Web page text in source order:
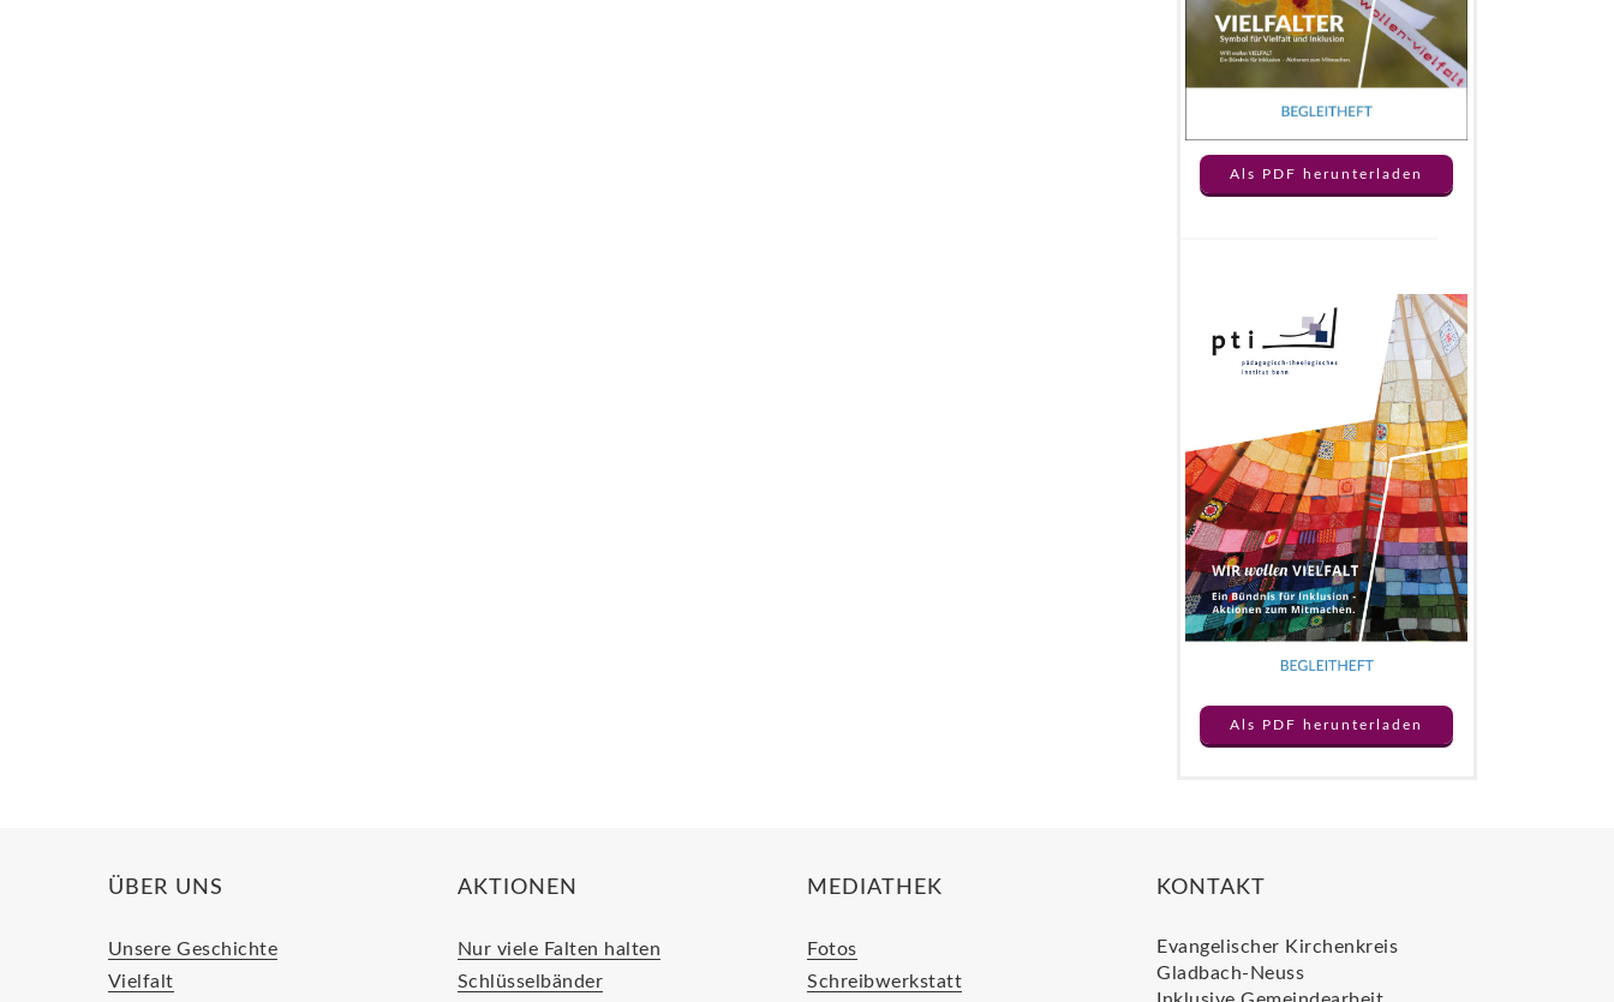
Als PDF herunterladen
Als PDF herunterladen
ÜBER UNS
Unsere Geschichte
Vielfalt
AKTIONEN
Nur viele Falten halten
Schlüsselbänder
MEDIATHEK
Fotos
Schreibwerkstatt
KONTAKT
Evangelischer Kirchenkreis
Gladbach-Neuss